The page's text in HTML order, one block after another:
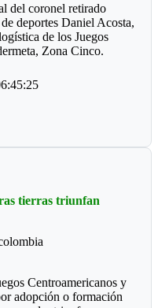
este nuevo órgano de
“El Zurdo”, quien
de Tejo de la Villa
de cobro.
del coronel retirado
deportes Daniel Acosta,
de los Juegos
Zona Cinco.
atento a cada
al pie de la
anuncia la adecuación
un decorado más
(Guamal)
tierras triunfan
Centroamericanos y
adopción o formación